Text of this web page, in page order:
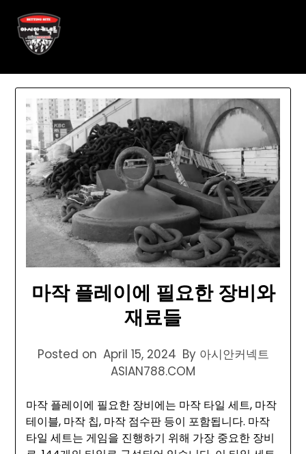
content
마작 플레이에 필요한 장비와
재료들
Posted on April 15, 2024 By 아시안커넥트
ASIAN788.COM
마작 플레이에 필요한 장비에는 마작 타일 세트, 마작
테이블, 마작 칩, 마작 점수판 등이 포함됩니다. 마작
타일 세트는 게임을 진행하기 위해 가장 중요한 장비